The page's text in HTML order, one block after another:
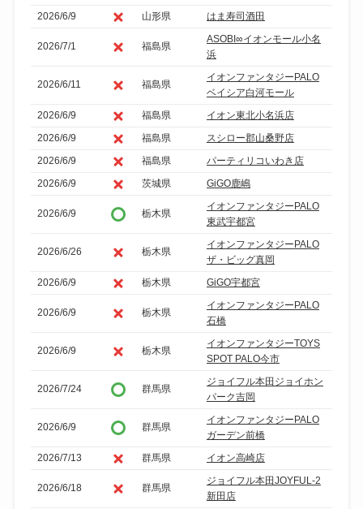
2026/6/9
山形県 はま寿司酒田
2026/7/1 福島県
ASOBI∞イオンモール小名
浜
2026/6/11 福島県
イオンファンタジーPALO
ベイシア白河モール
2026/6/9
福島県
イオン東北小名浜店
2026/6/9
福島県
スシロー郡山桑野店
2026/6/9
福島県
パーティリコいわき店
2026/6/9
茨城県 GiGO鹿嶋
2026/6/9 栃木県
イオンファンタジーPALO
東武宇都宮
2026/6/26 栃木県
イオンファンタジーPALO
ザ・ビッグ真岡
2026/6/9
栃木県 GiGO宇都宮
2026/6/9 栃木県
イオンファンタジーPALO
石橋
2026/6/9 栃木県
イオンファンタジーTOYS
SPOT PALO今市
2026/7/24 群馬県
ジョイフル本田ジョイホン
パーク吉岡
2026/6/9 群馬県
イオンファンタジーPALO
ガーデン前橋
2026/7/13
群馬県 イオン高崎店
2026/6/18 群馬県
ジョイフル本田JOYFUL-2
新田店